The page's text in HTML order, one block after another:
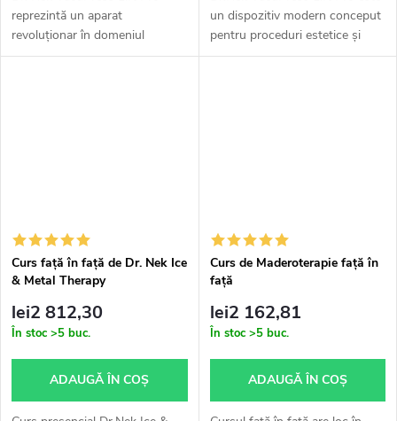
reprezintă un aparat
revoluționar în domeniul
procedurilor estetice și
un dispozitiv modern conceput
pentru proceduri estetice și
terapeutice profesionale,
Curs față în față de Dr. Nek Ice
& Metal Therapy
lei2 812,30
În stoc >5 buc.
ADAUGĂ ÎN COŞ
Curs de Maderoterapie față în
față
lei2 162,81
În stoc >5 buc.
ADAUGĂ ÎN COŞ